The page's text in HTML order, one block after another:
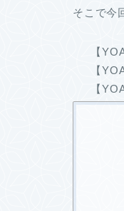
そこで今
【
【
【